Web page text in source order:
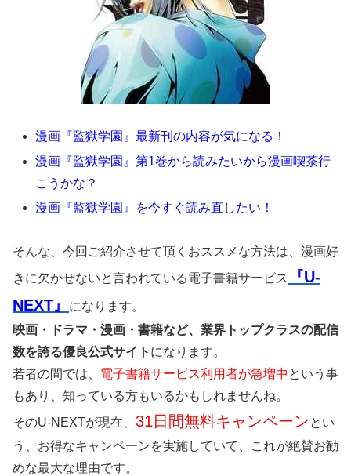
漫画『監獄学園』最新刊の内容が気になる！
漫画『監獄学園』第1巻から読みたいから漫画喫茶行
こうかな？
漫画『監獄学園』を今すぐ読み直したい！
そんな、今回ご紹介させて頂くおススメな方法は、漫画好
きに欠かせないと言われている電子書籍サービス
『U-
NEXT』
になります。
映画・ドラマ・漫画・書籍など、業界トップクラスの配信
数を誇る優良公式サイト になります。
若者の間では、 電子書籍サービス利用者が急増中 という事
もあり、知っている方もいるかもしれませんね。
そのU-NEXTが現在、 31日間無料キャンペーンとい
う、お得なキャンペーンを実施していて、これが絶賛お勧
めな最大な理由です。